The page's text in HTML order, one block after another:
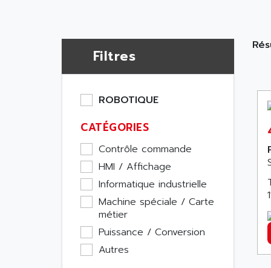
Filtres
ROBOTIQUE
CATÉGORIES
Contrôle commande
HMI / Affichage
Informatique industrielle
Machine spéciale / Carte
métier
Puissance / Conversion
Autres